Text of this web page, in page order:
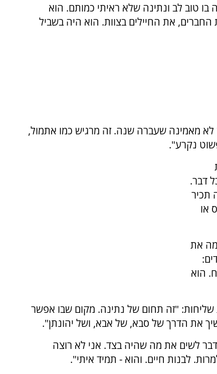
טוב לב ונתינה שלא ראיתי כמותם. הוא
את החיילים בצוות. הוא היה בשביל
לא מאמינה שעברה שנה. זה מרגיש כמו אתמול,
נקרע".
דבר.
תכיר
או
את
הוא
"זה תחום של נתינה. מקום שבו אפשר
את הדרך של סבא, של אבא, ושל יהונתן".
לשים את מה שהיה בצד. אני לא רוצה
לבנות חיים. והוא - תמיד איתי".